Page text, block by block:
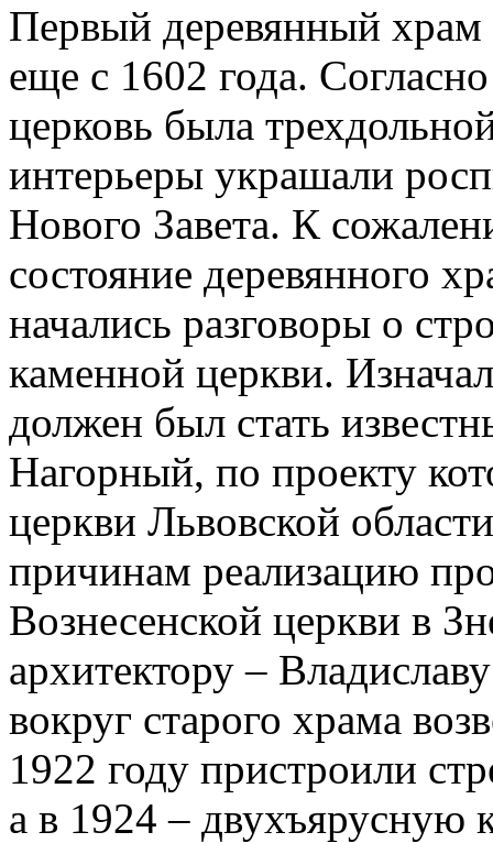
Первый деревянный храм
еще с 1602 года.
церковь была
интерьеры украшали
Нового Завета. К
состояние деревянного
начались разговоры о
каменной церкви.
должен был стать
Нагорный, по проекту
церкви Львовской
причинам реализацию
Вознесенской церкви в
архитектору –
вокруг старого храма
1922 году пристроили
а в 1924 – двухъярусную